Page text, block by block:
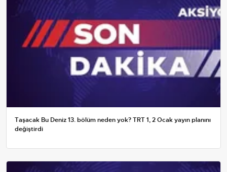
Taşacak Bu Deniz 13. bölüm neden yok? TRT 1, 2 Ocak yayın planını
değiştirdi